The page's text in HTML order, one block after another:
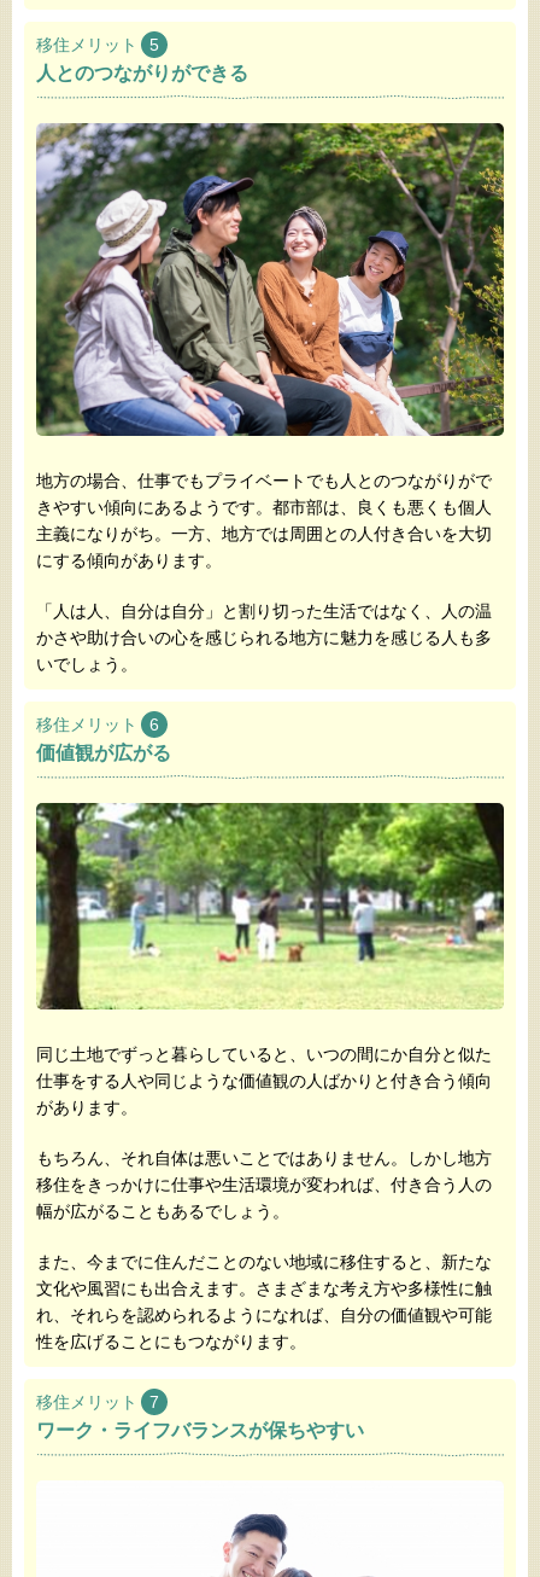
移住メリット 5
人とのつながりができる
地方の場合、仕事でもプライベートでも人とのつながりがで
きやすい傾向にあるようです。都市部は、良くも悪くも個人
主義になりがち。一方、地方では周囲との人付き合いを大切
にする傾向があります。
「人は人、自分は自分」と割り切った生活ではなく、人の温
かさや助け合いの心を感じられる地方に魅力を感じる人も多
いでしょう。
移住メリット 6
価値観が広がる
同じ土地でずっと暮らしていると、いつの間にか自分と似た
仕事をする人や同じような価値観の人ばかりと付き合う傾向
があります。
もちろん、それ自体は悪いことではありません。しかし地方
移住をきっかけに仕事や生活環境が変われば、付き合う人の
幅が広がることもあるでしょう。
また、今までに住んだことのない地域に移住すると、新たな
文化や風習にも出合えます。さまざまな考え方や多様性に触
れ、それらを認められるようになれば、自分の価値観や可能
性を広げることにもつながります。
移住メリット 7
ワーク・ライフバランスが保ちやすい